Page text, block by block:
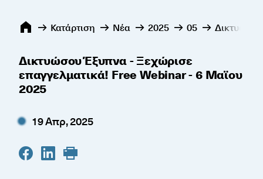
Κατάρτιση Νέα 2025 05
Δικτυώσου Έξυπνα - Ξεχώρισε
επαγγελματικά! Free Webinar - 6 Μαϊου
2025
19 Απρ, 2025